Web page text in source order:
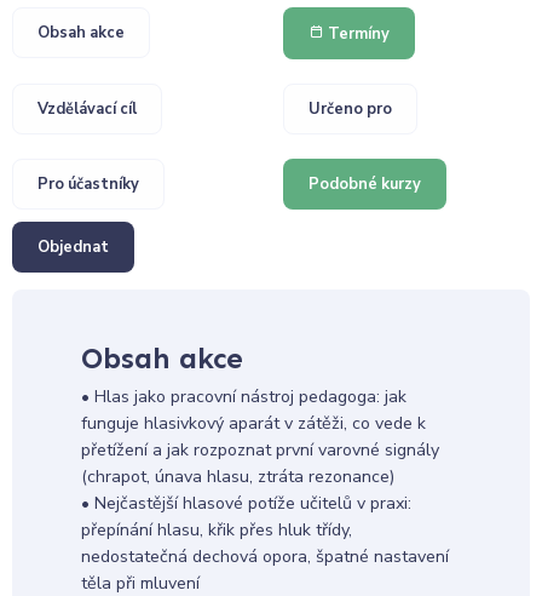
Obsah akce Termíny
Vzdělávací cíl Určeno pro
Pro účastníky Podobné kurzy
Objednat
Obsah akce
• Hlas jako pracovní nástroj pedagoga: jak
funguje hlasivkový aparát v zátěži, co vede k
přetížení a jak rozpoznat první varovné signály
(chrapot, únava hlasu, ztráta rezonance)
• Nejčastější hlasové potíže učitelů v praxi:
přepínání hlasu, křik přes hluk třídy,
nedostatečná dechová opora, špatné nastavení
těla při mluvení